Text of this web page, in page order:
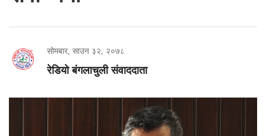
सोमबार, साउन ३२, २०७८
रेडियो बंगलाचुली संवाददाता